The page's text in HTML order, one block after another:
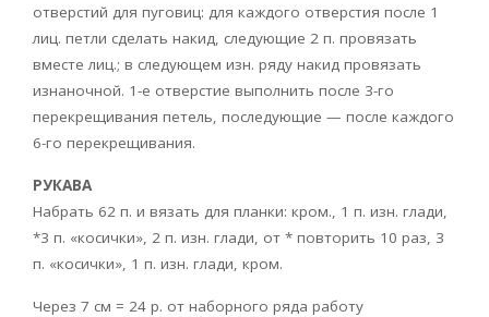
отверстий для пуговиц: для каждого отверстия после 1
лиц. петли сделать накид, следующие 2 п. провязать
вместе лиц.; в следующем изн. ряду накид провязать
изнаночной. 1-е отверстие выполнить после 3-го
перекрещивания петель, последующие — после каждого
6-го перекрещивания.
РУКАВА
Набрать 62 п. и вязать для планки: кром., 1 п. изн. глади,
*3 п. «косички», 2 п. изн. глади, от * повторить 10 раз, 3
п. «косички», 1 п. изн. глади, кром.
Через 7 cм = 24 р. от наборного ряда работу